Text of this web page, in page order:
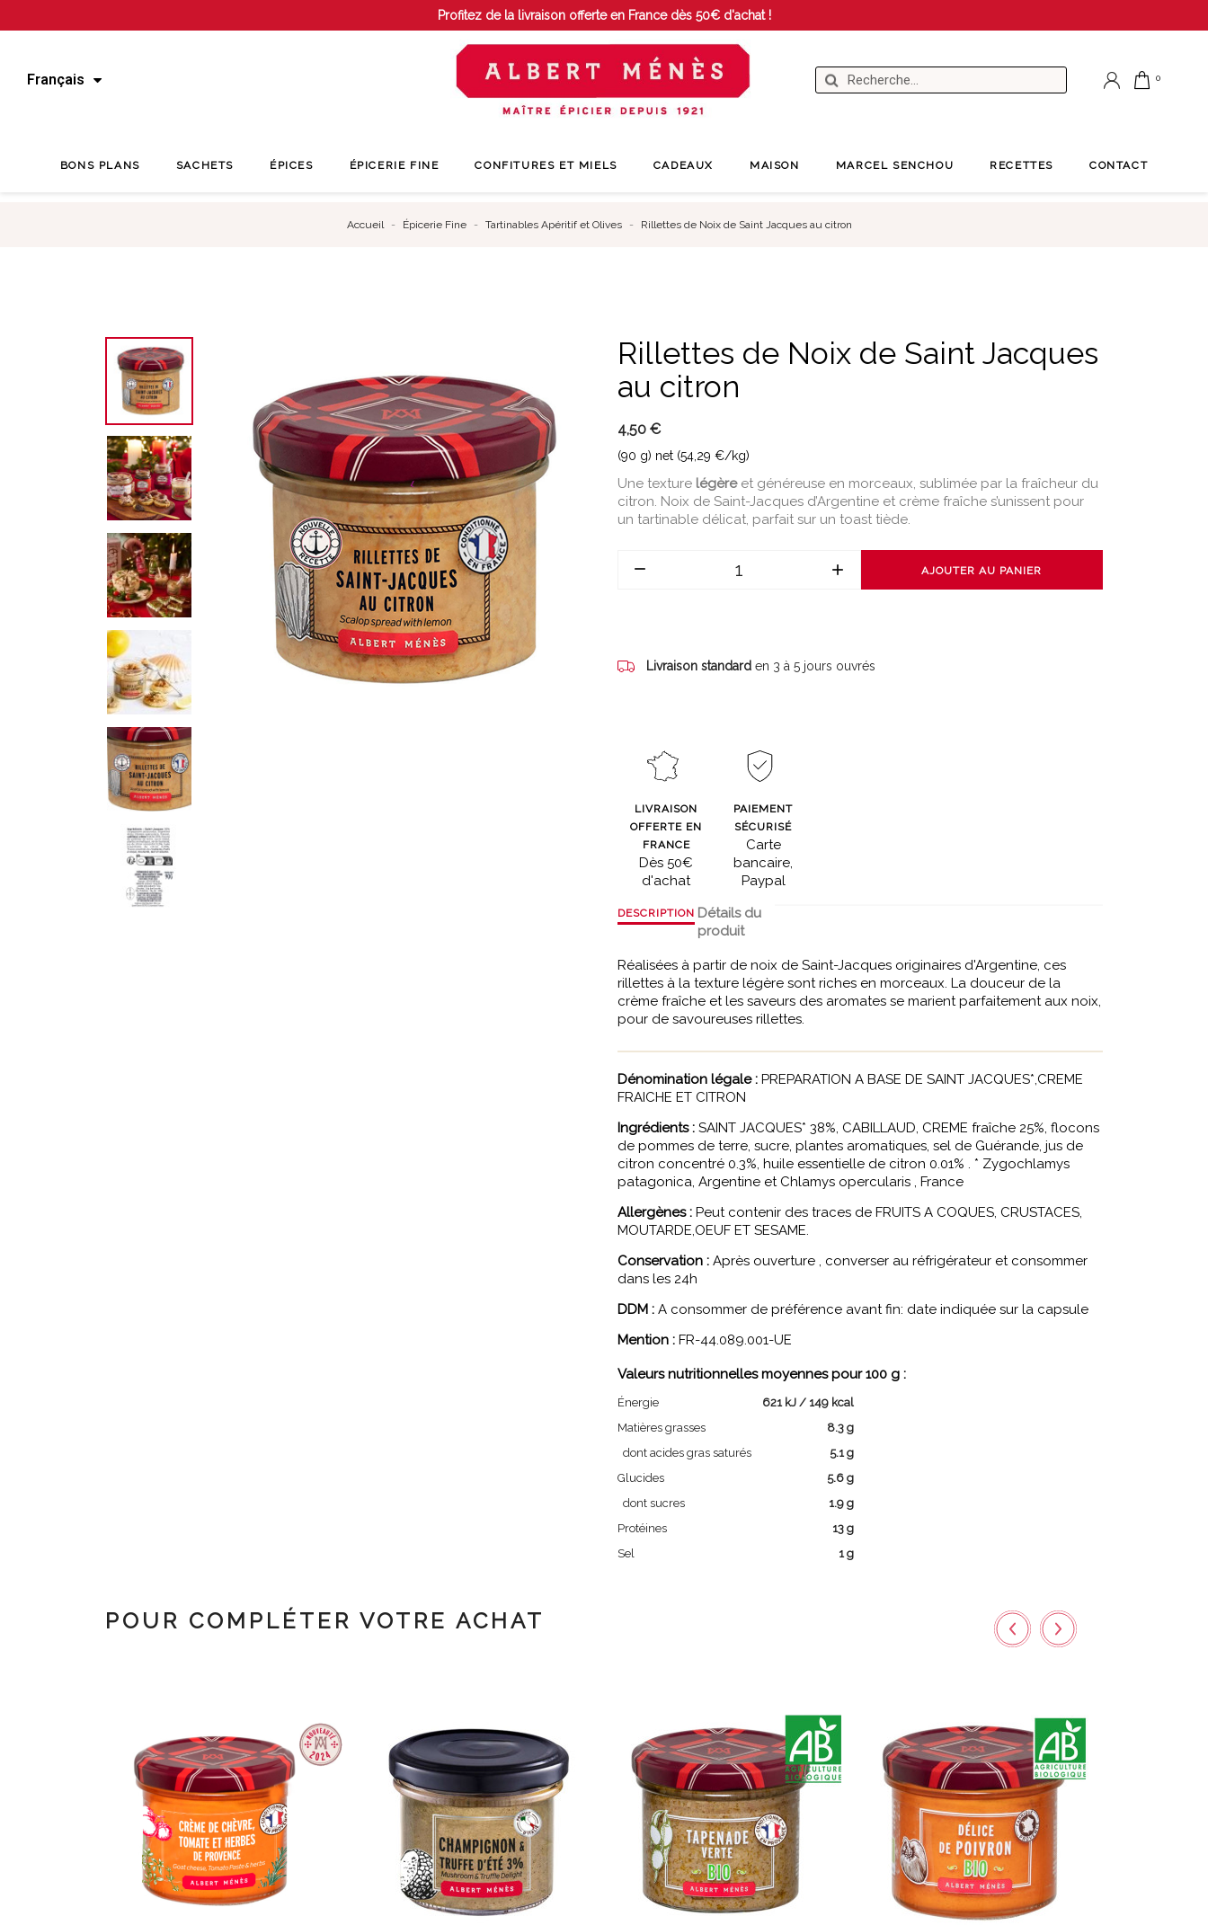
Profitez de la livraison offerte en France dès 50€ d'achat !
Français
BONS PLANS SACHETS ÉPICES ÉPICERIE FINE CONFITURES ET MIELS CADEAUX MAISON MARCEL SENCHOU RECETTES CONTACT
Accueil Épicerie Fine Tartinables Apéritif et Olives Rillettes de Noix de Saint Jacques au citron
Rillettes de Noix de Saint Jacques
au citron
4,50 €
(90 g) net (54,29 €/kg)
Une texture légèreet généreuse en morceaux, sublimée par la fraîcheur du
citron. Noix de Saint-Jacques d’Argentine et crème fraîche s’unissent pour
un tartinable délicat, parfait sur un toast tiède.
AJOUTER AU PANIER
Livraison standard en 3 à 5 jours ouvrés
LIVRAISON
OFFERTE EN
FRANCE
Dès 50€
d'achat
PAIEMENT
SÉCURISÉ
Carte
bancaire,
Paypal
DESCRIPTION Détails du
produit
Réalisées à partir de noix de Saint-Jacques originaires d'Argentine, ces
rillettes à la texture légère sont riches en morceaux. La douceur de la
crème fraîche et les saveurs des aromates se marient parfaitement aux noix,
pour de savoureuses rillettes.
Dénomination légale : PREPARATION A BASE DE SAINT JACQUES*,CREME
FRAICHE ET CITRON
Ingrédients : SAINT JACQUES* 38%, CABILLAUD, CREME fraîche 25%, flocons
de pommes de terre, sucre, plantes aromatiques, sel de Guérande, jus de
citron concentré 0.3%, huile essentielle de citron 0.01% . * Zygochlamys
patagonica, Argentine et Chlamys opercularis , France
Allergènes : Peut contenir des traces de FRUITS A COQUES, CRUSTACES,
MOUTARDE,OEUF ET SESAME.
Conservation : Après ouverture , converser au réfrigérateur et consommer
dans les 24h
DDM : A consommer de préférence avant fin: date indiquée sur la capsule
Mention : FR-44.089.001-UE
Valeurs nutritionnelles moyennes pour 100 g :
Énergie
621 kJ / 149 kcal
Matières grasses
8.3 g
dont acides gras saturés
5.1 g
Glucides
5.6 g
dont sucres
1.9 g
Protéines
13 g
Sel
1 g
POUR COMPLÉTER VOTRE ACHAT